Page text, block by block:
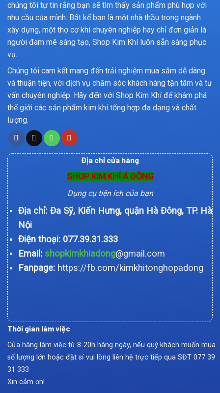
chúng tôi tự tin rằng bạn sẽ tìm thấy sản phẩm phù hợp với
nhu cầu của mình. Bất kể bạn là một nhà thầu trong ngành
xây dựng, một thợ cơ khí chuyên nghiệp hay chỉ đơn giản là
người đam mê sáng tạo, Shop Kim Khí luôn sẵn sàng phục
vụ.
Chúng tôi cam kết mang đến trải nghiệm mua sắm dễ dàng
và thuận tiện, với dịch vụ chăm sóc khách hàng tận tâm và tư
vấn chuyên nghiệp. Hãy đến với Shop Kim Khí để khám phá
thế giới các sản phẩm kim khí tổng hợp đa dạng và chất
lượng.
Địa chỉ cửa hàng
SHOP KIM KHÍ Á ĐÔNG
Dụng cụ tiện ích của bạn
Địa chỉ: Đa Sỹ, Kiến Hưng, quận Hà Đông, TP. Hà
Nội
Điện thoại: 077.39.31.333
Email:shopkimkhiadong@gmail.com
Fanpage: https://fb.com/kimkhitonghopadong
Thời gian làm việc
Cửa hàng làm việc từ 8-20h hàng ngày, nếu quý khách muốn mua
số lượng lớn hoặc đặt sỉ vui lòng liên hệ trực tiếp qua SĐT 077 39
31 333
Xin cảm ơn!